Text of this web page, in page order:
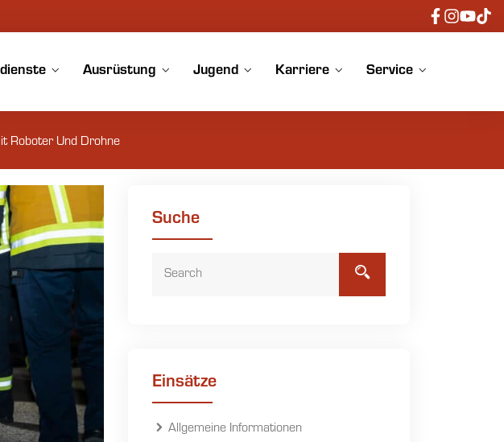
Ausrüstung Jugend Karriere Service
Roboter Und Drohne
Suche
Einsätze
Allgemeine Informationen